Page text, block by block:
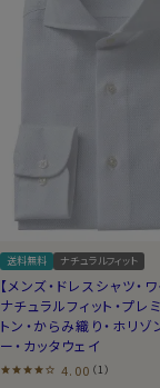
送料無料 ナチュラルフィット
【メンズ・ドレスシャツ・
ナチュラルフィット・プレ
トン・からみ織り・ホリゾ
ー・カッタウェイ
4.00 （1）